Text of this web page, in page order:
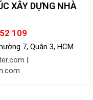
XÂY DỰNG NHÀ
109
7, Quận 3, HCM
|